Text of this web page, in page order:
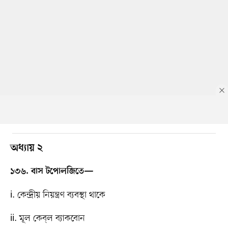
অধ্যায় ২
১৩৬. বাস টপোলজিতে—
i. কেন্দ্রীয় নিয়ন্ত্রণ ব্যবস্থা থাকে
ii. মূল কেব্​ল ব্যাকবোন